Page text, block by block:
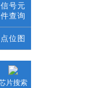
信号元
件查询
点位图
片搜索